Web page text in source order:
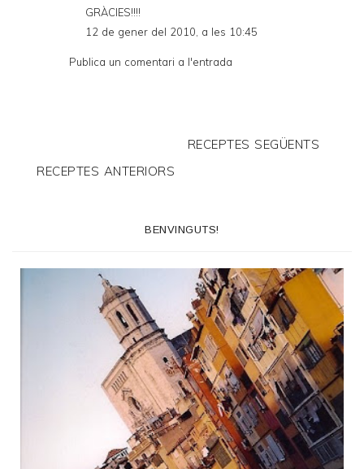
GRÀCIES!!!!
12 de gener del 2010, a les 10:45
Publica un comentari a l'entrada
RECEPTES SEGÜENTS
RECEPTES ANTERIORS
BENVINGUTS!